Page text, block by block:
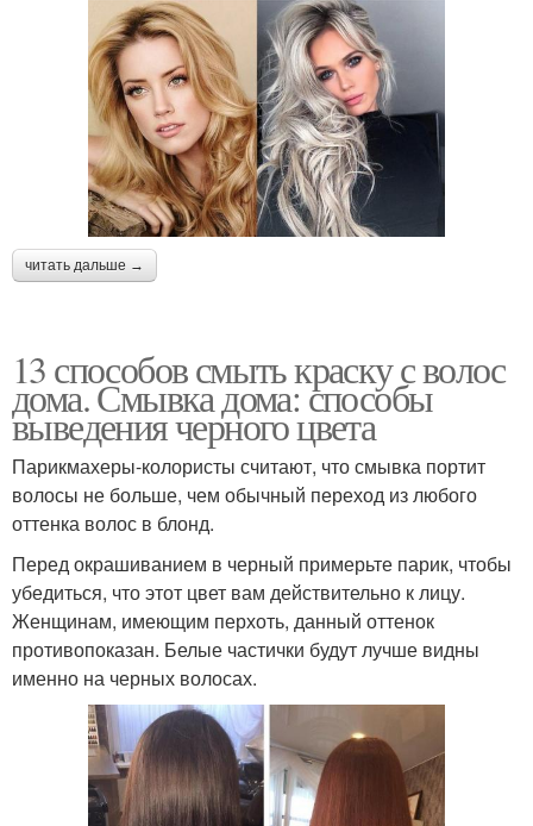
читать дальше →
13 способов смыть краску с волос
дома. Смывка дома: способы
выведения черного цвета
Парикмахеры-колористы считают, что смывка портит
волосы не больше, чем обычный переход из любого
оттенка волос в блонд.
Перед окрашиванием в черный примерьте парик, чтобы
убедиться, что этот цвет вам действительно к лицу.
Женщинам, имеющим перхоть, данный оттенок
противопоказан. Белые частички будут лучше видны
именно на черных волосах.